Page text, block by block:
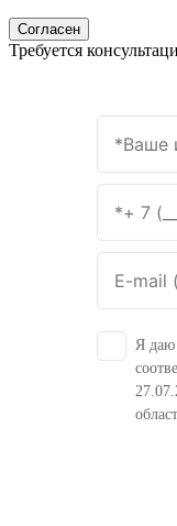
Согласен
Требуется
Я даю